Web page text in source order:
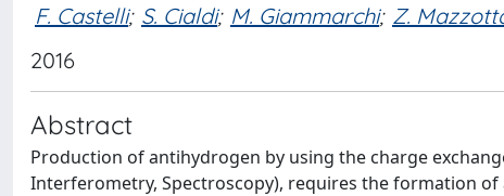
F. Castelli; S. Cialdi; M. Giammarchi; Z.
2016
Abstract
Production of antihydrogen by using the charge
Interferometry, Spectroscopy), requires the formation